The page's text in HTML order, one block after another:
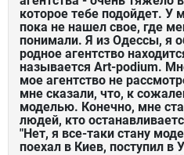
которое тебе подойдет. У
пока не нашел свое, где
понимали. Я из Одессы, я
родное агентство
называется Art-podium.
мое агентство не
мне сказали, что, к
моделью. Конечно, мне
людей, кто
"Нет, я все-таки стану
поехал в Киев, поступил в